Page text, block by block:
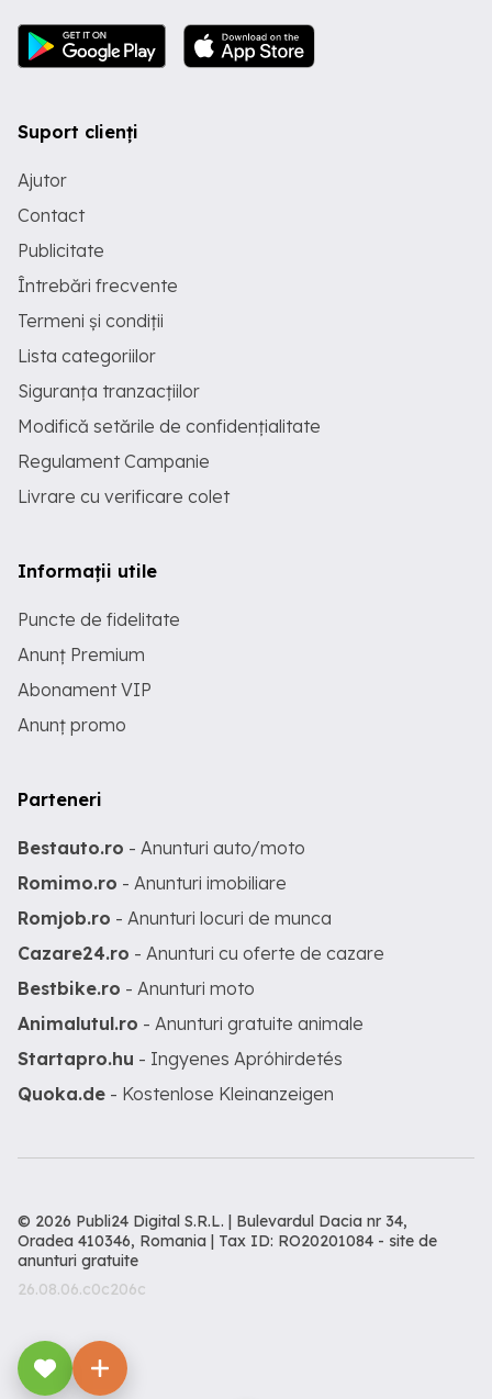
Suport clienți
Ajutor
Contact
Publicitate
Întrebări frecvente
Termeni și condiții
Lista categoriilor
Siguranța tranzacțiilor
Modifică setările de confidențialitate
Regulament Campanie
Livrare cu verificare colet
Informații utile
Puncte de fidelitate
Anunț Premium
Abonament VIP
Anunț promo
Parteneri
Bestauto.ro - Anunturi auto/moto
Romimo.ro - Anunturi imobiliare
Romjob.ro - Anunturi locuri de munca
Cazare24.ro - Anunturi cu oferte de cazare
Bestbike.ro - Anunturi moto
Animalutul.ro - Anunturi gratuite animale
Startapro.hu - Ingyenes Apróhirdetés
Quoka.de - Kostenlose Kleinanzeigen
© 2026 Publi24 Digital S.R.L. | Bulevardul Dacia nr 34,
Oradea 410346, Romania | Tax ID: RO20201084 - site de
anunturi gratuite
26.08.06.c0c206c